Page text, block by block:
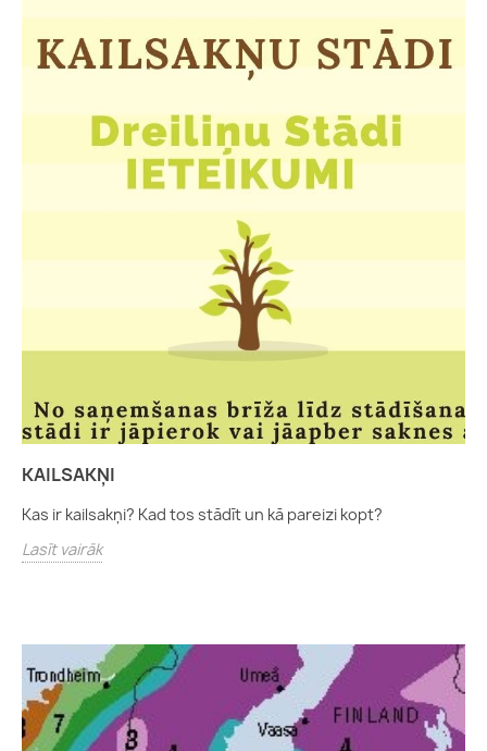
KAILSAKŅI
Kas ir kailsakņi? Kad tos stādīt un kā pareizi kopt?
Lasīt vairāk